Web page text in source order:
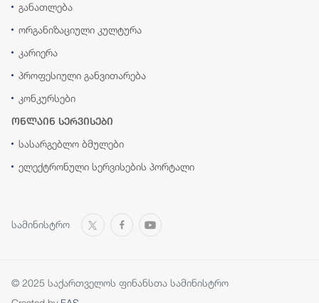
განათლება
ორგანიზაციული კულტურა
კარიერა
პროფესიული განვითარება
კონკურსები
ონლაინ სერვისები
სასარგებლო ბმულები
ელექტრონული სერვისების პორტალი
სამინისტრო
© 2025 საქართველოს ფინანსთა სამინისტრო